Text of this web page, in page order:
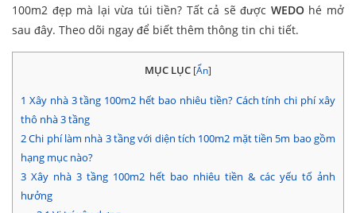
100m2 đẹp mà lại vừa túi tiền? Tất cả sẽ được WEDOhé mở
sau đây. Theo dõi ngay để biết thêm thông tin chi tiết.
MỤC LỤC [Ẩn]
1 Xây nhà 3 tầng 100m2 hết bao nhiêu tiền? Cách tính chi phí xây
thô nhà 3 tầng
2Chi phí làm nhà 3 tầng với diện tích 100m2 mặt tiền 5m bao gồm
hạng mục nào?
3 Xây nhà 3 tầng 100m2 hết bao nhiêu tiền & các yếu tố ảnh
hưởng